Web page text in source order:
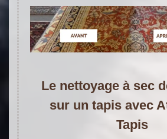
Le nettoyage à sec
sur un tapis avec
Tapis